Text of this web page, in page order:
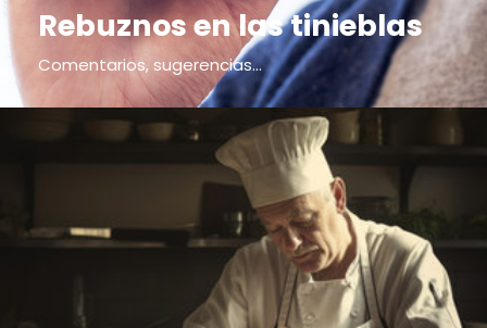
Rebuznos en las tinieblas
Comentarios, sugerencias...